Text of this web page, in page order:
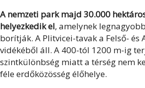
A nemzeti park majd 30.000
helyezkedik el, amelynek
borítják. A Plitvicei-tavak a Felső- és
vidékéből áll. A 400-tól 1200 m-ig
szintkülönbség miatt a térség nem
féle erdőközösség élőhelye.